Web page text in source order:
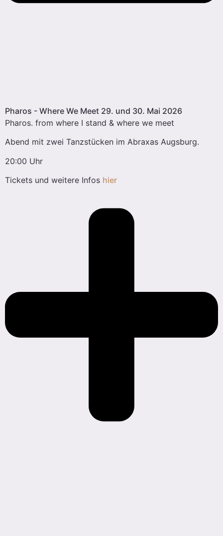
Pharos - Where We Meet 29. und 30. Mai 2026
Pharos. from where I stand & where we meet
Abend mit zwei Tanzstücken im Abraxas Augsburg.
20:00 Uhr
Tickets und weitere Infos hier